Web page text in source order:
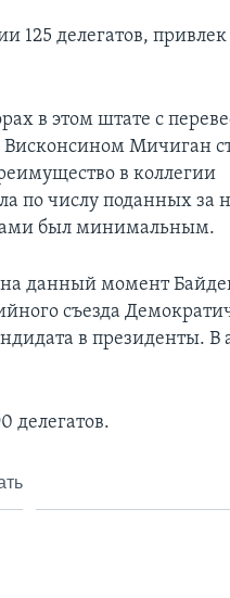
125 делегатов, привлек
в этом штате с
Висконсином Мичиган
в коллегии
по числу поданных за
был минимальным.
на данный момент
съезда
в президенты. В
делегатов.